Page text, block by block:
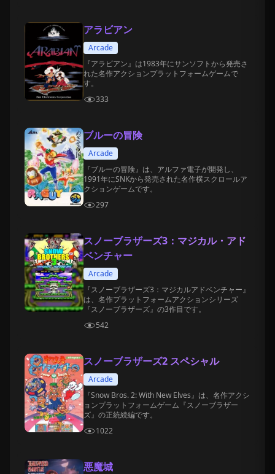
アラビアン
Arcade
『アラビアン』は1983年にサンソフトから発売さ
れた名作アクションプラットフォームゲームで
す。
333
ブルーの冒険
Arcade
『ブルーの冒険』は、アルファ電子が開発し、
1991年にSNKから発売された名作横スクロールア
クションゲームです。
297
スノーブラザーズ3：マジカル・アド
ベンチャー
Arcade
『スノーブラザーズ3：マジカルアドベンチャー』
は、名作プラットフォームアクションシリーズ
『スノーブラザーズ』の3作目です。
542
スノーブラザーズ2 スペシャル
Arcade
『Snow Bros. 2: With New Elves』は、名作アクシ
ョンプラットフォームゲーム『スノーブラザー
ズ』の正統続編です。
1022
悪魔城